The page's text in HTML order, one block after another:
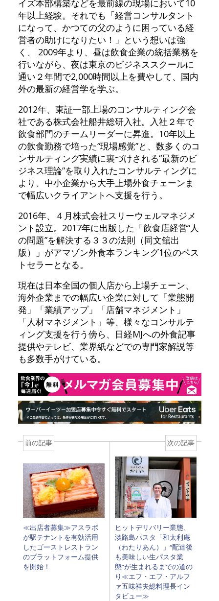
イズ本部構築などを最前線の現場において10
年以上経験。それでも「経営コンサルタント
になって、かつての父のように困っている経
営者の助けになりたい！」という想いは強
く、 2009年より、昼は飲食企業の統括業務を
行いながら、夜は東京のビジネススクールに
通い２年間で2,000時間以上を費やして、国内
外の最新の経営学を学ぶ。
2012年、東証一部上場のコンサルティング会
社である株式会社船井総研入社。入社２年で
飲食部門のチームリーダーに昇進。10年以上
の飲食勤務で培った“現場感覚”と、数多くのコ
ンサルティング実績に裏づけされる“最新のビ
ジネス理論”を取り入れたコンサルティングに
より、中小企業から大手上場外食チェーンま
で幅広いクライアントへ支援を行う。
2016年、４月株式会社スリーウェルマネジメ
ント設立。2017年に出版した「飲食店経営“人
の問題”を解決する３３の法則（同文舘出
版）」がアマゾン外食本ランキング1位のベス
トセラーとなる。
現在は日本全国の個人店から上場チェーン、
海外企業までの幅広い企業に対して「業態開
発」「業績アップ」「店舗マネジメント」
「人材マネジメント」等、様々なコンサルテ
ィング支援を行う傍ら、日経MJへの外食記事
提供やテレビ、業界紙などでの専門家解説等
も多数手がけている。
前の記事
≪出店者募集≫アスラボ
が駅テナントを有効活用
したゴーストレストラン
のプラットフォーム提供
を開始！
次の記事
ヒットデリバリー業態、
淡路島パスタ「和太利庵
（わたりあん）」“配達後
も美味しい生パスタ業
態”が生まれるまでの道の
り≪エフ・エフ・アルフ
ァ五味祥夫総料理長イン
タビュー≫